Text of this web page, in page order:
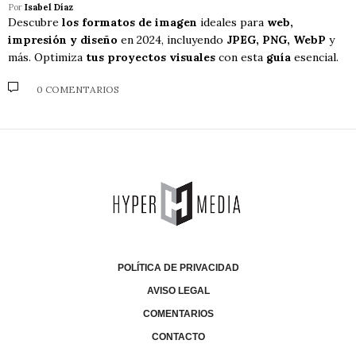
Por Isabel Díaz
Descubre los formatos de imagen ideales para web,
impresión y diseño en 2024, incluyendo JPEG, PNG, WebP y
más. Optimiza tus proyectos visuales con esta guía esencial.
0 COMENTARIOS
POLÍTICA DE PRIVACIDAD
AVISO LEGAL
COMENTARIOS
CONTACTO